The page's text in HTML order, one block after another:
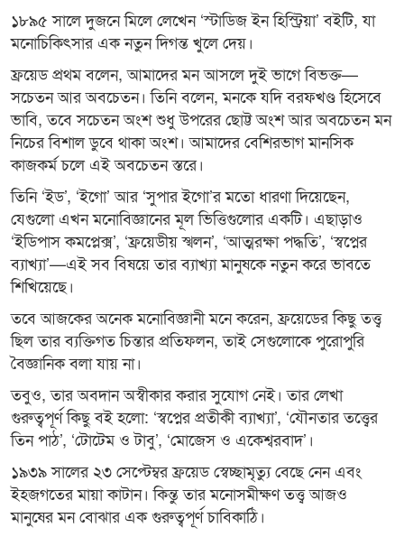
১৮৯৫ সালে দুজনে মিলে লেখেন ‘স্টাডিজ ইন হিস্ট্রিয়া’ বইটি, যা
মনোচিকিৎসার এক নতুন দিগন্ত খুলে দেয়।
ফ্রয়েড প্রথম বলেন, আমাদের মন আসলে দুই ভাগে বিভক্ত—
সচেতন আর অবচেতন। তিনি বলেন, মনকে যদি বরফখণ্ড হিসেবে
ভাবি, তবে সচেতন অংশ শুধু উপরের ছোট্ট অংশ আর অবচেতন মন
নিচের বিশাল ডুবে থাকা অংশ। আমাদের বেশিরভাগ মানসিক
কাজকর্ম চলে এই অবচেতন স্তরে।
তিনি ‘ইড’, ‘ইগো’ আর ‘সুপার ইগো’র মতো ধারণা দিয়েছেন,
যেগুলো এখন মনোবিজ্ঞানের মূল ভিত্তিগুলোর একটি। এছাড়াও
‘ইডিপাস কমপ্লেক্স’, ‘ফ্রয়েডীয় স্খলন’, ‘আত্মরক্ষা পদ্ধতি’, ‘স্বপ্নের
ব্যাখ্যা’—এই সব বিষয়ে তার ব্যাখ্যা মানুষকে নতুন করে ভাবতে
শিখিয়েছে।
তবে আজকের অনেক মনোবিজ্ঞানী মনে করেন, ফ্রয়েডের কিছু তত্ত্ব
ছিল তার ব্যক্তিগত চিন্তার প্রতিফলন, তাই সেগুলোকে পুরোপুরি
বৈজ্ঞানিক বলা যায় না।
তবুও, তার অবদান অস্বীকার করার সুযোগ নেই। তার লেখা
গুরুত্বপূর্ণ কিছু বই হলো: ‘স্বপ্নের প্রতীকী ব্যাখ্যা’, ‘যৌনতার তত্ত্বের
তিন পাঠ’, ‘টোটেম ও টাবু’, ‘মোজেস ও একেশ্বরবাদ’।
১৯৩৯ সালের ২৩ সেপ্টেম্বর ফ্রয়েড স্বেচ্ছামৃত্যু বেছে নেন এবং
ইহজগতের মায়া কাটান। কিন্তু তার মনোসমীক্ষণ তত্ত্ব আজও
মানুষের মন বোঝার এক গুরুত্বপূর্ণ চাবিকাঠি।